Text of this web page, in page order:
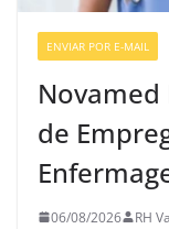
ENVIAR POR E-MAIL
Novamed
de
06/08/2026 RH